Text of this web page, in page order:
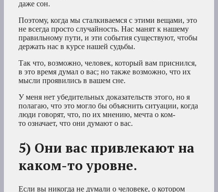
даже сон.
Поэтому, когда мы сталкиваемся с этими вещами, это
не всегда просто случайность. Нас манят к нашему
правильному пути, и эти события существуют, чтобы
держать нас в курсе нашей судьбы.
Так что, возможно, человек, который вам приснился,
в это время думал о вас; но также возможно, что их
мысли проявились в вашем сне.
У меня нет убедительных доказательств этого, но я
полагаю, что это могло бы объяснить ситуации, когда
люди говорят, что, по их мнению, мечта о ком-
то означает, что они думают о вас.
5) Они вас привлекают на
каком-то уровне.
Если вы никогда не думали о человеке, о котором